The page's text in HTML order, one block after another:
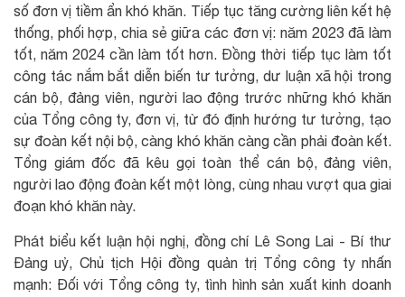
số đơn vị tiềm ẩn khó khăn. Tiếp tục tăng cường liên kết hệ
thống, phối hợp, chia sẻ giữa các đơn vị: năm 2023 đã làm
tốt, năm 2024 cần làm tốt hơn. Đồng thời tiếp tục làm tốt
công tác nắm bắt diễn biến tư tưởng, dư luận xã hội trong
cán bộ, đảng viên, người lao động trước những khó khăn
của Tổng công ty, đơn vị, từ đó định hướng tư tưởng, tạo
sự đoàn kết nội bộ, càng khó khăn càng cần phải đoàn kết.
Tổng giám đốc đã kêu gọi toàn thể cán bộ, đảng viên,
người lao động đoàn kết một lòng, cùng nhau vượt qua giai
đoạn khó khăn này.
Phát biểu kết luận hội nghị, đồng chí Lê Song Lai - Bí thư
Đảng uỷ, Chủ tịch Hội đồng quản trị Tổng công ty nhấn
mạnh: Đối với Tổng công ty, tình hình sản xuất kinh doanh